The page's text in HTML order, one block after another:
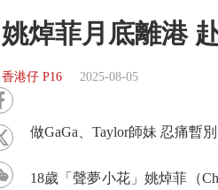
姚焯菲月底離港
香港仔 P16 2025-08-05
做GaGa、Taylor師妹 忍痛暫別
18歲「聲夢小花」姚焯菲（